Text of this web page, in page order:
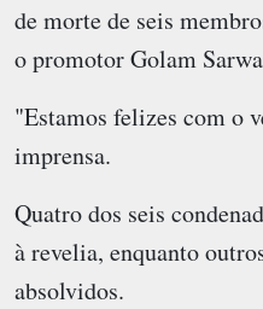
de morte de seis
o promotor Golam
"Estamos felizes com o
imprensa.
Quatro dos seis
à revelia, enquanto
absolvidos.